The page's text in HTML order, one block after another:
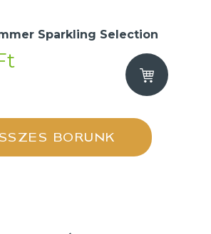
Sparkling Selection
BORUNK